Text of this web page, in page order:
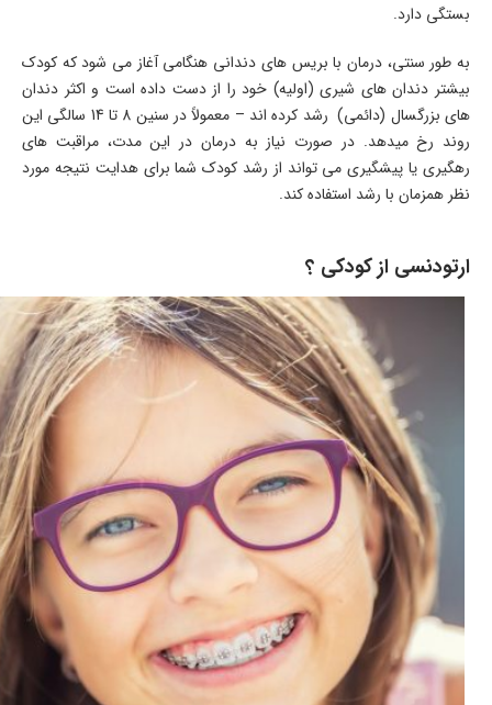
بستگی دارد.
به طور سنتی، درمان با بریس های دندانی هنگامی آغاز می شود که کودک
بیشتر دندان های شیری (اولیه) خود را از دست داده است و اکثر دندان
های بزرگسال (دائمی) رشد کرده اند – معمولاً در سنین 8 تا 14 سالگی این
روند رخ میدهد. در صورت نیاز به درمان در این مدت، مراقبت های
رهگیری یا پیشگیری می تواند از رشد کودک شما برای هدایت نتیجه مورد
نظر همزمان با رشد استفاده کند.
ارتودنسی از کودکی ؟